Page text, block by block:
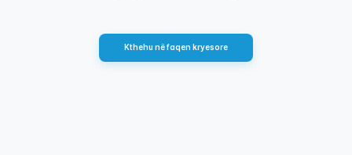
Kthehu në faqen kryesore